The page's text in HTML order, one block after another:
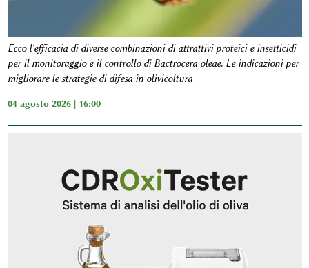
Ecco l'efficacia di diverse combinazioni di attrattivi proteici e insetticidi
per il monitoraggio e il controllo di Bactrocera oleae. Le indicazioni per
migliorare le strategie di difesa in olivicoltura
04 agosto 2026 | 16:00